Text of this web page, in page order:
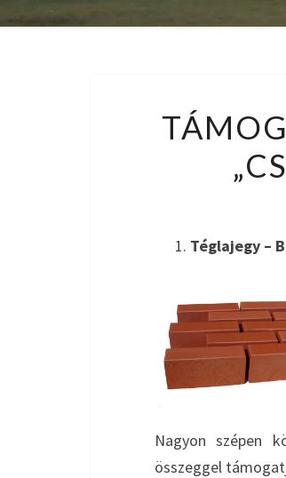
Téglajegy –
Nagyon szépen
összeggel